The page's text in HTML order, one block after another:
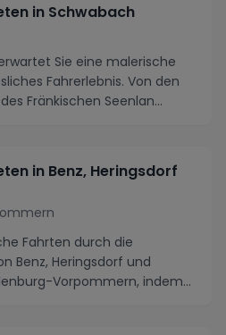
in Schwabach
Sie eine malerische
Fahrerlebnis. Von den
Fränkischen Seenlan...
in Benz, Heringsdorf
Fahrten durch die
Benz, Heringsdorf und
Vorpommern, indem